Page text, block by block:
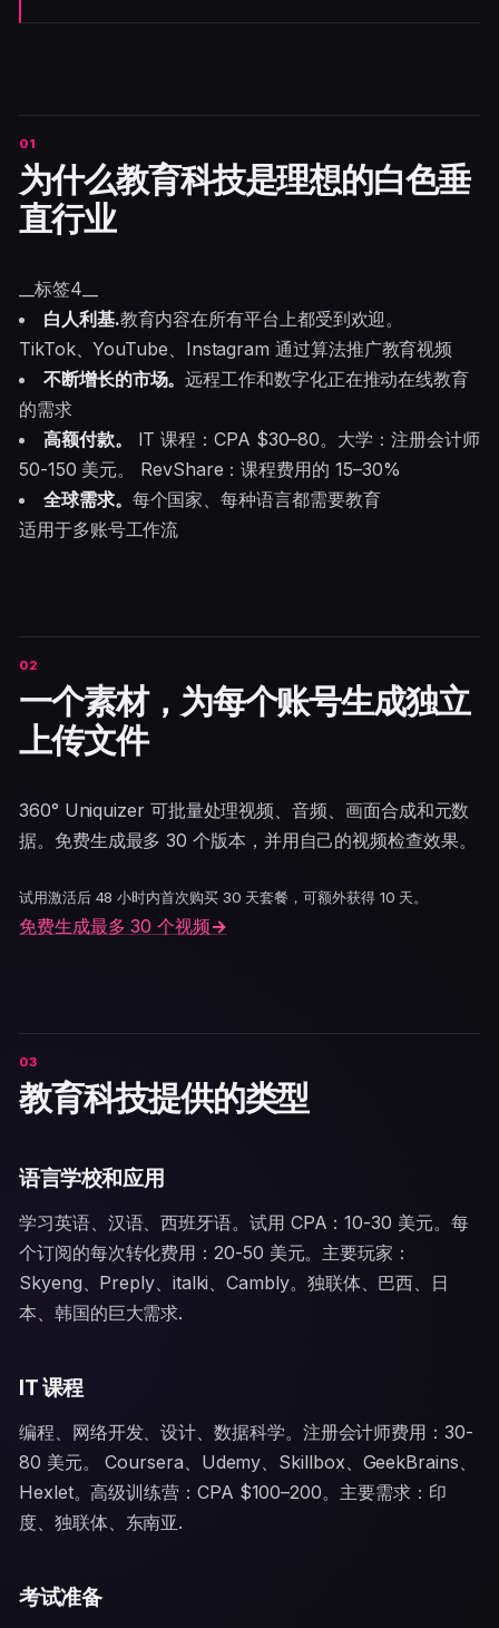
为什么教育科技是理想的白色垂
直行业
__标签4__
白人利基.教育内容在所有平台上都受到欢迎。
TikTok、YouTube、Instagram 通过算法推广教育视频
不断增长的市场。远程工作和数字化正在推动在线教育
的需求
高额付款。
IT 课程：CPA $30–80。大学：注册会计师
50-150 美元。 RevShare：课程费用的 15–30%
全球需求。 每个国家、每种语言都需要教育
适用于多账号工作流
一个素材，为每个账号生成独立
上传文件
360° Uniquizer 可批量处理视频、音频、画面合成和元数
据。免费生成最多 30 个版本，并用自己的视频检查效果。
试用激活后 48 小时内首次购买 30 天套餐，可额外获得 10 天。
免费生成最多 30 个视频→
教育科技提供的类型
语言学校和应用
学习英语、汉语、西班牙语。试用 CPA：10-30 美元。每
个订阅的每次转化费用：20-50 美元。主要玩家：
Skyeng、Preply、italki、Cambly。独联体、巴西、日
本、韩国的巨大需求.
IT 课程
编程、网络开发、设计、数据科学。注册会计师费用：30-
80 美元。 Coursera、Udemy、Skillbox、GeekBrains、
Hexlet。高级训练营：CPA $100–200。主要需求：印
度、独联体、东南亚.
考试准备